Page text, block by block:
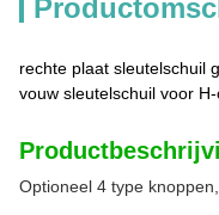
rechte plaat sleutelschuil
vouw sleutelschuil voor
Optioneel 4 type